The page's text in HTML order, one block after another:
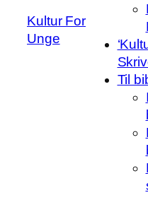
Kultur For
Unge
Til